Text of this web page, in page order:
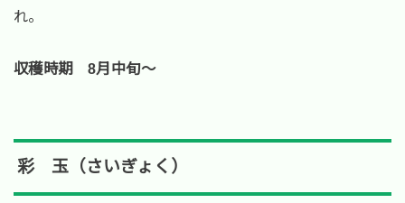
れ。
収穫時期 8月中旬～
彩 玉（さいぎょく）